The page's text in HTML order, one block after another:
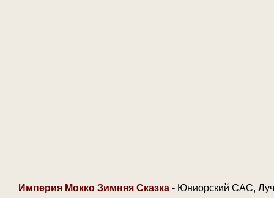
Империя Мокко Зимняя Сказка - Юниорский САС,